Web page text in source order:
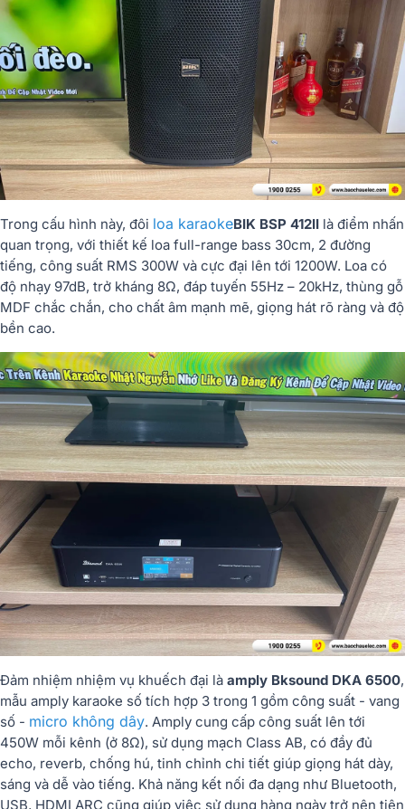
Trong cấu hình này, đôi loa karaokeBIK BSP 412II là điểm nhấn
quan trọng, với thiết kế loa full-range bass 30cm, 2 đường
tiếng, công suất RMS 300W và cực đại lên tới 1200W. Loa có
độ nhạy 97dB, trở kháng 8Ω, đáp tuyến 55Hz – 20kHz, thùng gỗ
MDF chắc chắn, cho chất âm mạnh mẽ, giọng hát rõ ràng và độ
bền cao.
Đảm nhiệm nhiệm vụ khuếch đại là amply Bksound DKA 6500,
mẫu amply karaoke số tích hợp 3 trong 1 gồm công suất - vang
số - micro không dây. Amply cung cấp công suất lên tới
450W mỗi kênh (ở 8Ω), sử dụng mạch Class AB, có đầy đủ
echo, reverb, chống hú, tinh chỉnh chi tiết giúp giọng hát dày,
sáng và dễ vào tiếng. Khả năng kết nối đa dạng như Bluetooth,
USB, HDMI ARC cũng giúp việc sử dụng hàng ngày trở nên tiện